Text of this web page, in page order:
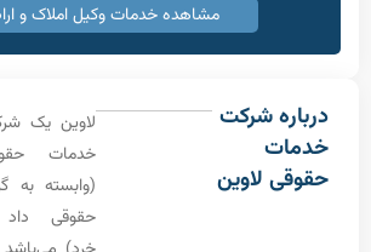
مشاهده خدمات وکیل املاک و اراضی
شرکت
لاوین
لاوین یک شرکت
خدمات حقوقی
(وابسته به گروه
حقوقی داد و
مشاوره
تلفنی
آنلاین